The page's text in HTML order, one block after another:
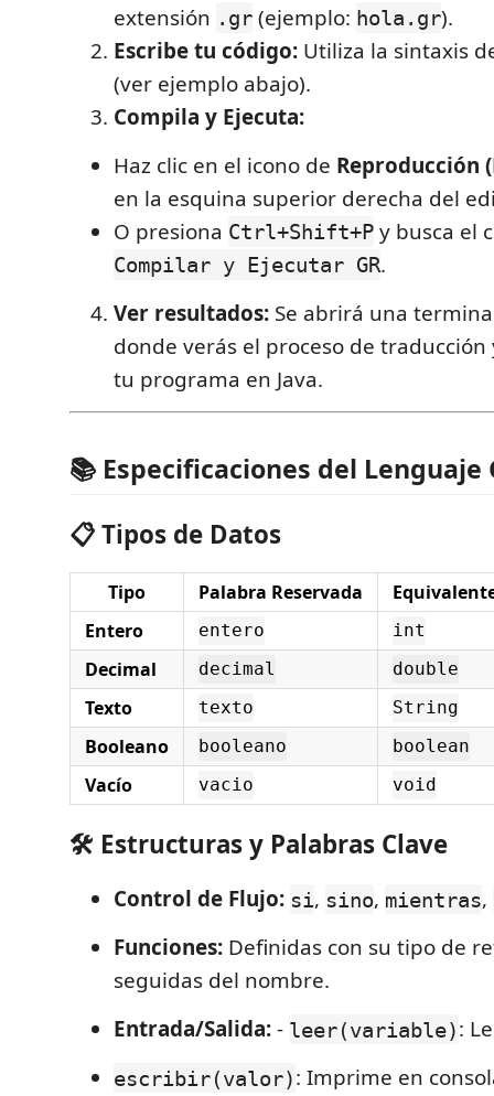
extensión .gr (ejemplo: hola.gr).
Escribe tu código: Utiliza la sintaxis
(ver ejemplo abajo).
Compila y Ejecuta:
Haz clic en el icono de Reproducción
en la esquina superior derecha del
O presiona Ctrl+Shift+P y busca el
Compilar y Ejecutar GR.
Ver resultados: Se abrirá una
donde verás el proceso de traducción
tu programa en Java.
📚 Especificaciones del Lenguaje
📋 Tipos de Datos
Tipo Palabra Reservada
Entero
entero int
Decimal decimal double
Texto texto String
Booleano booleano boolean
Vacío vacio void
🛠️ Estructuras y Palabras Clave
Control de Flujo: si, sino, mientras,
Funciones: Definidas con su tipo de
seguidas del nombre.
Entrada/Salida:- leer(variable):
escribir(valor): Imprime en